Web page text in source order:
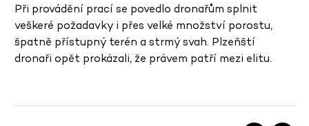
Při provádění prací se povedlo dronařům splnit
veškeré požadavky i přes velké množství porostu,
špatně přístupný terén a strmý svah. Plzeňští
dronaři opět prokázali, že právem patří mezi elitu.